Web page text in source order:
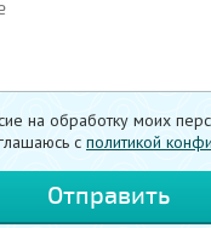
на обработку моих
c политикой